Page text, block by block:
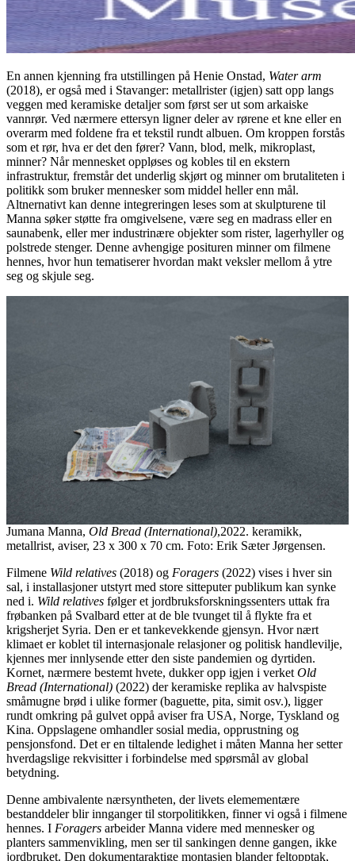
En annen kjenning fra utstillingen på Henie Onstad, Water arm
(2018), er også med i Stavanger: metallrister (igjen) satt opp langs
veggen med keramiske detaljer som først ser ut som arkaiske
vannrør. Ved nærmere ettersyn ligner deler av rørene et kne eller en
overarm med foldene fra et tekstil rundt albuen. Om kroppen forstås
som et rør, hva er det den fører? Vann, blod, melk, mikroplast,
minner? Når mennesket oppløses og kobles til en ekstern
infrastruktur, fremstår det underlig skjørt og minner om brutaliteten i
politikk som bruker mennesker som middel heller enn mål.
Altnernativt kan denne integreringen leses som at skulpturene til
Manna søker støtte fra omgivelsene, være seg en madrass eller en
saunabenk, eller mer industrinære objekter som rister, lagerhyller og
polstrede stenger. Denne avhengige posituren minner om filmene
hennes, hvor hun tematiserer hvordan makt veksler mellom å ytre
seg og skjule seg.
Jumana Manna, Old Bread (International),2022. keramikk,
metallrist, aviser, 23 x 300 x 70 cm. Foto: Erik Sæter Jørgensen.
Filmene Wild relatives (2018) og Foragers (2022) vises i hver sin
sal, i installasjoner utstyrt med store sitteputer publikum kan synke
ned i. Wild relatives følger et jordbruksforskningssenters uttak fra
frøbanken på Svalbard etter at de ble tvunget til å flykte fra et
krigsherjet Syria. Den er et tankevekkende gjensyn. Hvor nært
klimaet er koblet til internasjonale relasjoner og politisk handlevilje,
kjennes mer innlysende etter den siste pandemien og dyrtiden.
Kornet, nærmere bestemt hvete, dukker opp igjen i verket Old
Bread (International) (2022) der keramiske replika av halvspiste
småmugne brød i ulike former (baguette, pita, simit osv.), ligger
rundt omkring på gulvet oppå aviser fra USA, Norge, Tyskland og
Kina. Oppslagene omhandler sosial media, opprustning og
pensjonsfond. Det er en tiltalende ledighet i måten Manna her setter
hverdagslige rekvisitter i forbindelse med spørsmål av global
betydning.
Denne ambivalente nærsyntheten, der livets elemementære
bestanddeler blir innganger til storpolitikken, finner vi også i filmene
hennes. I Foragers arbeider Manna videre med mennesker og
planters sammenvikling, men ser til sankingen denne gangen, ikke
jordbruket. Den dokumentaraktige montasjen blander feltopptak,